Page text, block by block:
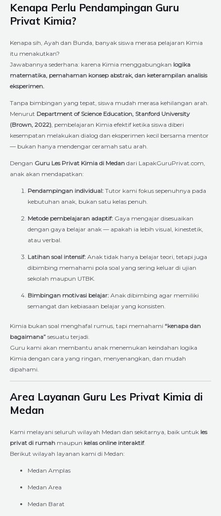
Kenapa Perlu Pendampingan Guru
Privat Kimia?
Kenapa sih, Ayah dan Bunda, banyak siswa merasa pelajaran Kimia
itu menakutkan?
Jawabannya sederhana: karena Kimia menggabungkan logika
matematika, pemahaman konsep abstrak, dan keterampilan analisis
eksperimen.
Tanpa bimbingan yang tepat, siswa mudah merasa kehilangan arah.
Menurut Department of Science Education, Stanford University
(Brown, 2022) , pembelajaran Kimia efektif ketika siswa diberi
kesempatan melakukan dialog dan eksperimen kecil bersama mentor
— bukan hanya mendengar ceramah satu arah.
Dengan Guru Les Privat Kimia di Medan dari LapakGuruPrivat.com,
anak akan mendapatkan:
Pendampingan individual: Tutor kami fokus sepenuhnya pada
kebutuhan anak, bukan satu kelas penuh.
Metode pembelajaran adaptif: Gaya mengajar disesuaikan
dengan gaya belajar anak — apakah ia lebih visual, kinestetik,
atau verbal.
Latihan soal intensif: Anak tidak hanya belajar teori, tetapi juga
dibimbing memahami pola soal yang sering keluar di ujian
sekolah maupun UTBK.
Bimbingan motivasi belajar: Anak dibimbing agar memiliki
semangat dan kebiasaan belajar yang konsisten.
Kimia bukan soal menghafal rumus, tapi memahami “kenapa dan
bagaimana” sesuatu terjadi.
Guru kami akan membantu anak menemukan keindahan logika
Kimia dengan cara yang ringan, menyenangkan, dan mudah
dipahami.
Area Layanan Guru Les Privat Kimia di
Medan
Kami melayani seluruh wilayah Medan dan sekitarnya, baik untuk les
privat di rumah maupun kelas online interaktif.
Berikut wilayah layanan kami di Medan:
Medan Amplas
Medan Area
Medan Barat